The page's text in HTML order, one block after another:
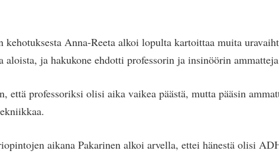
kehotuksesta Anna-Reeta alkoi lopulta kartoittaa muita
aloista, ja hakukone ehdotti professorin ja insinöörin
että professoriksi olisi aika vaikea päästä, mutta pääsin
aikana Pakarinen alkoi arvella, ettei hänestä olisi